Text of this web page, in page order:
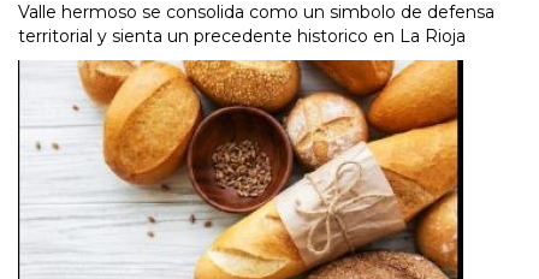
Valle hermoso se consolida como un simbolo de defensa
territorial y sienta un precedente historico en La Rioja